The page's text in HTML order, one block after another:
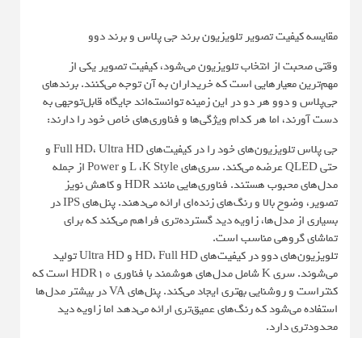
مقایسه کیفیت تصویر تلویزیون برند جی پلاس و برند دوو
وقتی صحبت از انتخاب تلویزیون می‌شود، کیفیت تصویر یکی از
مهم‌ترین معیارهایی است که خریداران به آن توجه می‌کنند. برندهای
جی‌پلاس و دوو هر دو در این زمینه توانسته‌اند جایگاه قابل‌توجهی به
دست آورند، اما هر کدام ویژگی‌ها و فناوری‌های خاص خود را دارند:
جی پلاس تلویزیون‌های خود را در کیفیت‌های Full HD، Ultra HD و
حتی QLED عرضه می‌کند. سری‌های L ،K Style و Power از جمله
مدل‌های محبوب هستند. فناوری‌هایی مانند HDR و کاهش نویز
تصویر، وضوح بالا و رنگ‌های زنده‌ای ارائه می‌دهند. پنل‌های IPS در
بسیاری از مدل‌ها، زاویه دید گسترده‌تری فراهم می‌کند که برای
تماشای گروهی مناسب است.
تلویزیون‌های دوو در کیفیت‌های HD، Full HD و Ultra HD تولید
می‌شوند. سری K شامل مدل‌های هوشمند با فناوری HDR10 است که
کنتراست و روشنایی بهتری ایجاد می‌کند. پنل‌های VA در بیشتر مدل‌ها
استفاده می‌شود که رنگ‌های عمیق‌تری ارائه می‌دهد اما زاویه دید
محدودتری دارد.